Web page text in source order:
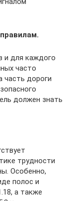
и для каждого
часто
часть дороги
должен знать
трудности
Особенно,
полос и
а также